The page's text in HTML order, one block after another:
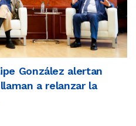
González alertan
a relanzar la